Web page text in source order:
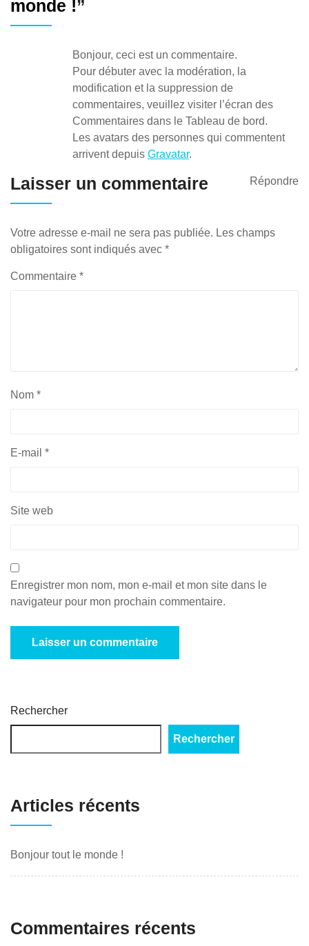
monde !”
Bonjour, ceci est un commentaire.
Pour débuter avec la modération, la
modification et la suppression de
commentaires, veuillez visiter l’écran des
Commentaires dans le Tableau de bord.
Les avatars des personnes qui commentent
arrivent depuis Gravatar.
Répondre
Laisser un commentaire
Votre adresse e-mail ne sera pas publiée. Les champs
obligatoires sont indiqués avec *
Commentaire *
Nom *
E-mail *
Site web
Enregistrer mon nom, mon e-mail et mon site dans le
navigateur pour mon prochain commentaire.
Rechercher
Rechercher
Articles récents
Bonjour tout le monde !
Commentaires récents